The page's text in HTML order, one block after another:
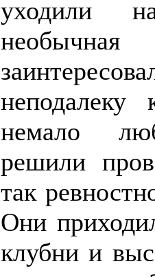
уходили
необычная
неподалеку
немало
решили
так
Они
клубни и